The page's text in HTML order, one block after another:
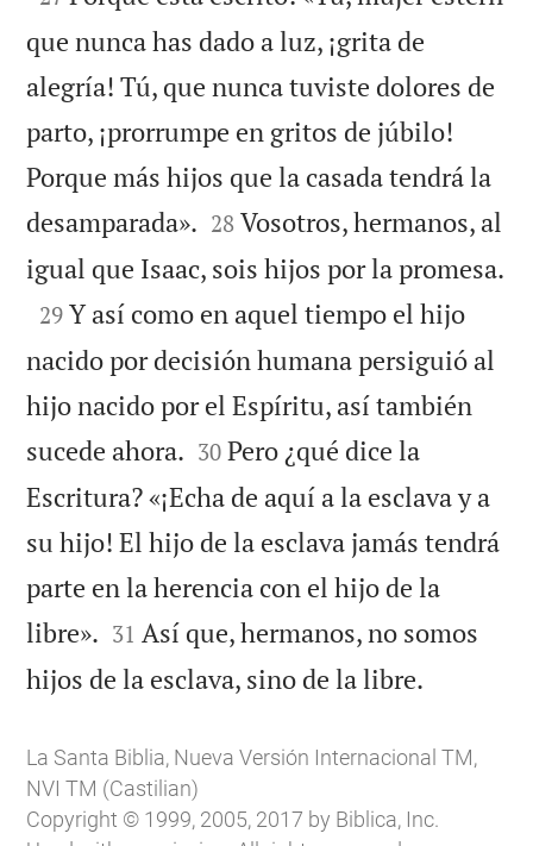
que nunca has dado a luz, ¡grita de
alegría! Tú, que nunca tuviste dolores de
parto, ¡prorrumpe en gritos de júbilo!
Porque más hijos que la casada tendrá la
desamparada». 

28 Vosotros, hermanos, al
igual que Isaac, sois hijos por la promesa.

29 Y así como en aquel tiempo el hijo
nacido por decisión humana persiguió al
hijo nacido por el Espíritu, así también
sucede ahora. 

30 Pero ¿qué dice la
Escritura? «¡Echa de aquí a la esclava y a
su hijo! El hijo de la esclava jamás tendrá
parte en la herencia con el hijo de la
libre». 

31 Así que, hermanos, no somos
hijos de la esclava, sino de la libre.
La Santa Biblia, Nueva Versión Internacional TM,
NVI TM (Castilian)
Copyright © 1999, 2005, 2017 by Biblica, Inc.